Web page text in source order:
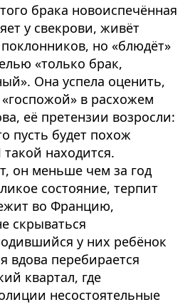
брака новоиспечённая
у свекрови, живёт
но «блюдёт»
«только брак,
Она успела оценить,
в расхожем
её претензии возросли:
пусть будет похож
находится.
он меньше чем за год
состояние, терпит
во Францию,
скрываться
у них ребёнок
вдова перебирается
квартал, где
несостоятельные